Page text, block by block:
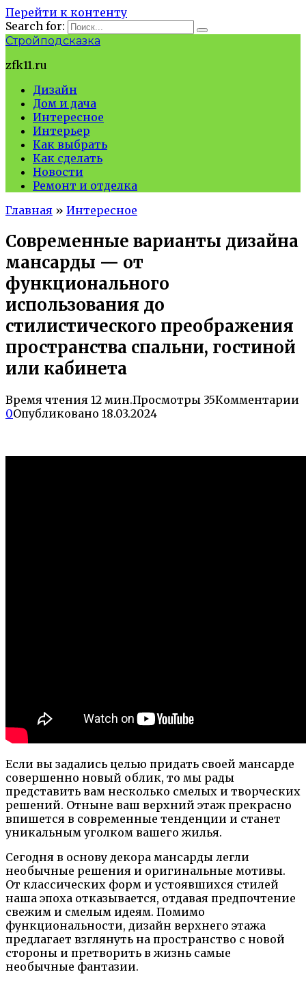
Перейти к контенту
Search for:
Стройподсказка
zfk11.ru
Дизайн
Дом и дача
Интересное
Интерьер
Как выбрать
Как сделать
Новости
Ремонт и отделка
Главная » Интересное
Современные варианты дизайна
мансарды — от
функционального
использования до
стилистического преображения
пространства спальни, гостиной
или кабинета
Время чтения 12 мин.Просмотры 35Комментарии
0Опубликовано 18.03.2024
Если вы задались целью придать своей мансарде
совершенно новый облик, то мы рады
представить вам несколько смелых и творческих
решений. Отныне ваш верхний этаж прекрасно
впишется в современные тенденции и станет
уникальным уголком вашего жилья.
Сегодня в основу декора мансарды легли
необычные решения и оригинальные мотивы.
От классических форм и устоявшихся стилей
наша эпоха отказывается, отдавая предпочтение
свежим и смелым идеям. Помимо
функциональности, дизайн верхнего этажа
предлагает взглянуть на пространство с новой
стороны и претворить в жизнь самые
необычные фантазии.